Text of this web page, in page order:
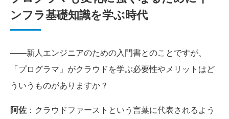
ンフラ基礎知識を学ぶ時代
――新人エンジニアのための入門書とのことですが、
「プログラマ」がクラウドを学ぶ必要性やメリットはど
ういうものがありますか？
阿佐 ：クラウドファーストという言葉に代表されるよう